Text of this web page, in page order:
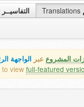
التفاسيــر Translations
المشروع عبر الواجهة
viewfull-featured